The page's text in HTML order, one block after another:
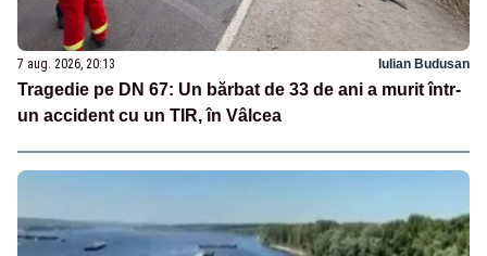
7 aug. 2026, 20:13 Iulian Budusan
Tragedie pe DN 67: Un bărbat de 33 de ani a murit într-
un accident cu un TIR, în Vâlcea